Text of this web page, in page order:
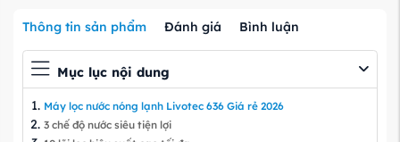
Thông tin sản phẩm Đánh giá Bình luận
Mục lục nội dung
Máy lọc nước nóng lạnh Livotec 636 Giá rẻ 2026
3 chế độ nước siêu tiện lợi